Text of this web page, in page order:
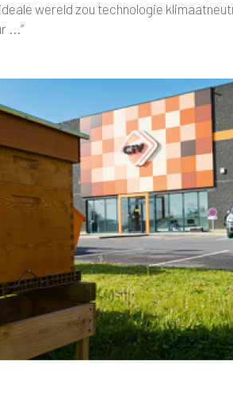
wereld zou technologie
...”